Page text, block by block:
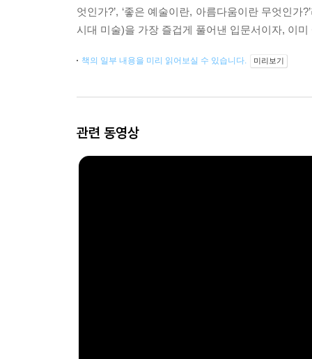
엇인가?’, ‘좋은 예술이란, 아름다움이란 무엇인
시대 미술)을 가장 즐겁게 풀어낸 입문서이자, 이
책의 일부 내용을 미리 읽어보실 수 있습니다. 미리보기
관련 동영상